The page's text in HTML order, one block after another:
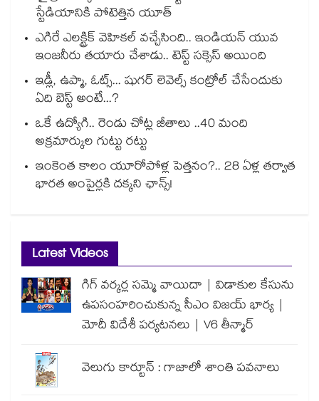
స్టేడియానికి పోటెత్తిన యూత్
ఎగిరే ఎలక్ట్రిక్ వెహికల్ వచ్చేసింది.. ఇండియన్ యువ
ఇంజనీరు తయారు చేశాడు.. టెస్ట్ సక్సెస్ అయింది
ఇడ్లీ, ఉప్మా, ఓట్స్... షుగర్ లెవెల్స్ కంట్రోల్ చేసేందుకు
ఏది బెస్ట్ అంటే...?
ఒకే ఉద్యోగి.. రెండు చోట్ల జీతాలు ..40 మంది
అక్రమార్కుల గుట్టు రట్టు
ఇంకెంత కాలం యూరోపోళ్ల పెత్తనం?.. 28 ఏళ్ల తర్వాత
భారత అంపైర్లకి దక్కని ఛాన్స్!
Latest Videos
గిగ్ వర్కర్ల సమ్మె వాయిదా | విడాకుల కేసును
ఉపసంహరించుకున్న సీఎం విజయ్ భార్య |
మోదీ విదేశీ పర్యటనలు | V6 తీన్మార్
వెలుగు కార్టూన్ : గాజాలో శాంతి పవనాలు